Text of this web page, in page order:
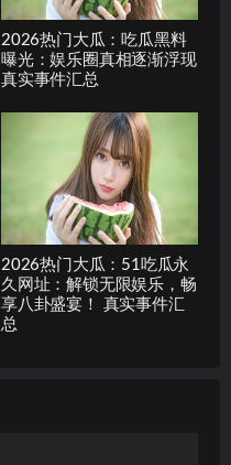
2026热门大瓜：吃瓜黑料
曝光：娱乐圈真相逐渐浮现
真实事件汇总
2026热门大瓜：51吃瓜永
久网址：解锁无限娱乐，畅
享八卦盛宴！ 真实事件汇
总